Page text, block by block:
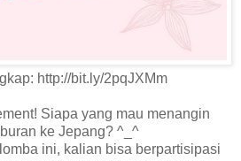
http://bit.ly/2pqJXMm
Siapa yang mau menangin
ke Jepang? ^_^
ini, kalian bisa berpartisipasi